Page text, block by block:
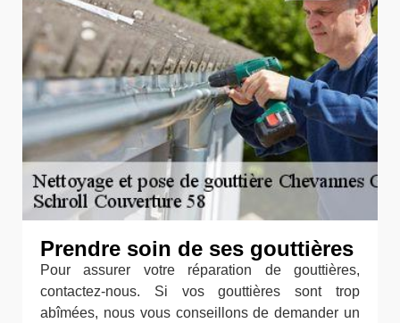
Prendre soin de ses gouttières
Pour assurer votre réparation de gouttières,
contactez-nous. Si vos gouttières sont trop
abîmées, nous vous conseillons de demander un